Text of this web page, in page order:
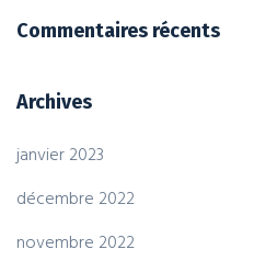
Commentaires récents
Archives
janvier 2023
décembre 2022
novembre 2022